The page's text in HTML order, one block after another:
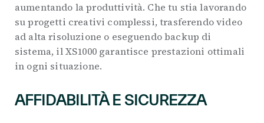
aumentando la produttività. Che tu stia lavorando
su progetti creativi complessi, trasferendo video
ad alta risoluzione o eseguendo backup di
sistema, il XS1000 garantisce prestazioni ottimali
in ogni situazione.
AFFIDABILITÀ E SICUREZZA